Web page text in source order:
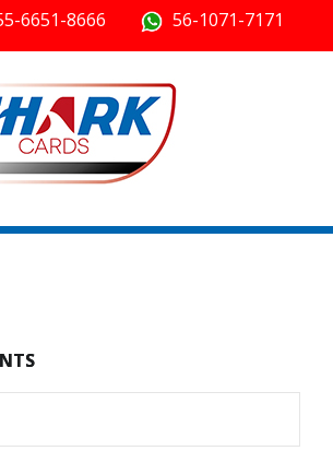
6651-8666 56-1071-7171